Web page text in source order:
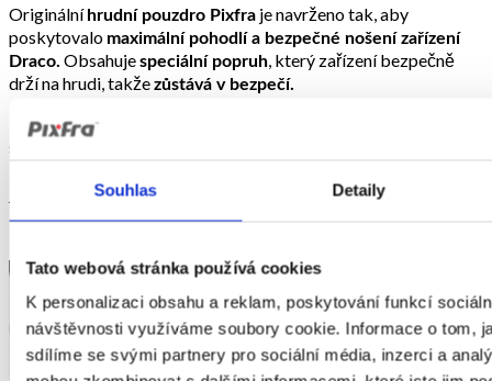
Souhlas Detaily
Tato webová stránka používá cookies
K personalizaci obsahu a reklam, poskytování funkcí
návštěvnosti využíváme soubory cookie. Informace o tom,
sdílíme se svými partnery pro sociální média, inzerci a
Originálníhrudní pouzdro Pixfra je navrženo tak, aby
poskytovalo maximální pohodlí a bezpečné nošení zařízení
Draco. Obsahujespeciální popruh , který zařízení bezpečně
drží na hrudi, takžezůstává v bezpečí.
Tento praktický systém zajišťuje
stabilní nošení a bezstarostné používání.
jednom řešení.